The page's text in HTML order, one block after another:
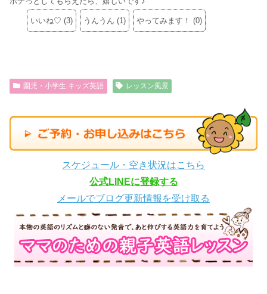
いいね♡ (3) うんうん (1 ) やってみます！ (0)
園児・小学生 キッズ英語 レッスン風景
スケジュール・空き状況はこちら
公式LINEに登録する
メールでブログ更新情報を受け取る